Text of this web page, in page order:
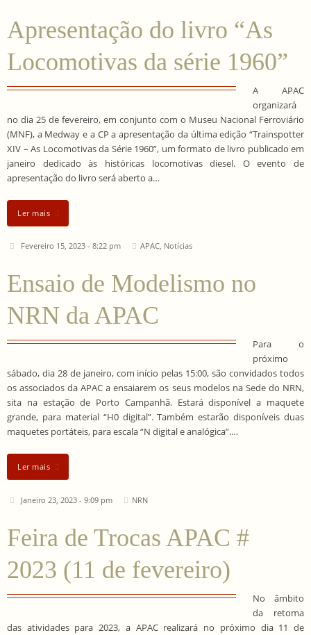
Apresentação do livro “As
Locomotivas da série 1960”
A APAC
organizará
no dia 25 de fevereiro, em conjunto com o Museu Nacional Ferroviário
(MNF), a Medway e a CP a apresentação da última edição “Trainspotter
XIV – As Locomotivas da Série 1960”, um formato de livro publicado em
janeiro dedicado às históricas locomotivas diesel. O evento de
apresentação do livro será aberto a…
Ler mais
Fevereiro 15, 2023 - 8:22 pm APAC, Notícias
Ensaio de Modelismo no
NRN da APAC
Para o
próximo
sábado, dia 28 de janeiro, com início pelas 15:00, são convidados todos
os associados da APAC a ensaiarem os seus modelos na Sede do NRN,
sita na estação de Porto Campanhã. Estará disponível a maquete
grande, para material “H0 digital”. Também estarão disponíveis duas
maquetes portáteis, para escala “N digital e analógica”.…
Ler mais
Janeiro 23, 2023 - 9:09 pm NRN
Feira de Trocas APAC #
2023 (11 de fevereiro)
No âmbito
da retoma
das atividades para 2023, a APAC realizará no próximo dia 11 de